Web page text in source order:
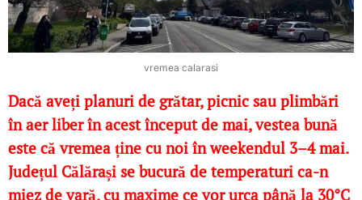
vremea calarasi
Dacă aveți planuri de grătar, picnic sau plimbări
în aer liber în acest început de mai, vestea bună
este că vremea ține cu noi în weekendul 3–4 mai.
Județul Călărași se bucură de temperaturi ca-n
miez de vară, cu maxime ce vor urca până la 30°C